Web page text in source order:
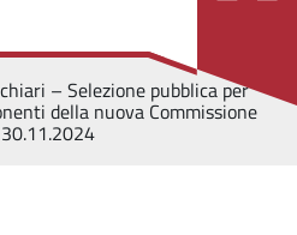
– Selezione pubblica per
della nuova Commissione